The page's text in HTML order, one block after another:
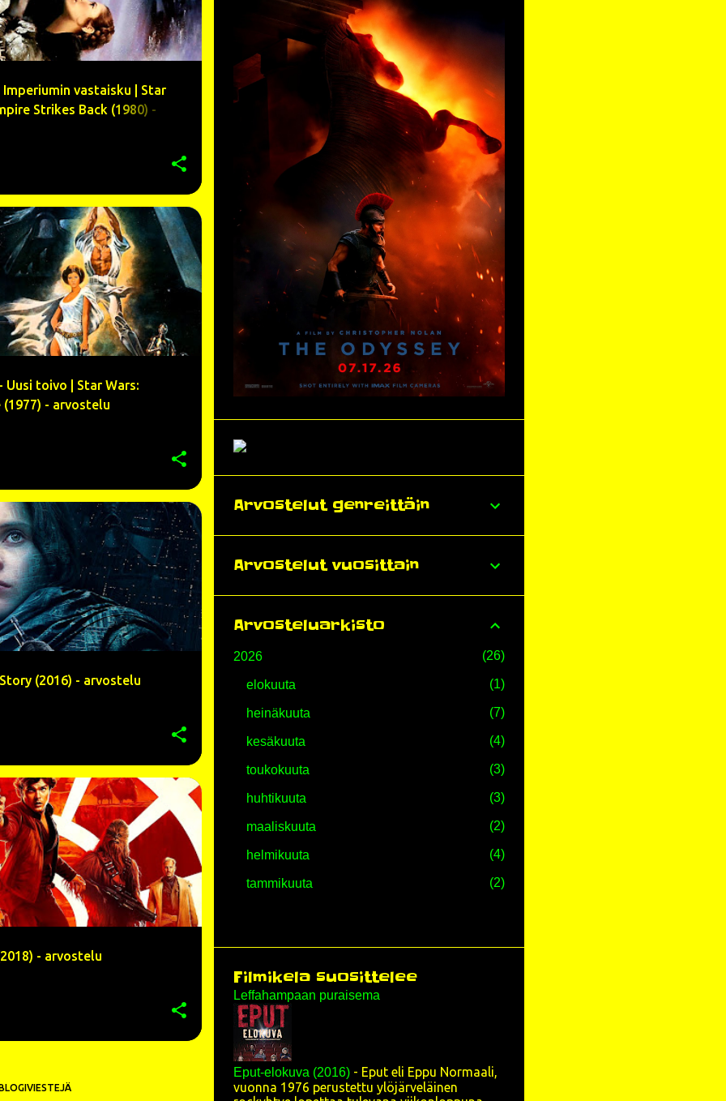
vastaisku | Star
Strikes Back (1980) -
Uusi toivo | Star Wars:
(1977) - arvostelu
ARVOSTELU
(2016) - arvostelu
ALAN TYDUK ARVOSTELU +
- arvostelu
ALDEN EHRENREICH
Arvostelut genreittäin
Arvostelut vuosittain
Arvosteluarkisto
2026 26
elokuuta 1
heinäkuuta 7
kesäkuuta 4
toukokuuta 3
huhtikuuta 3
maaliskuuta 2
helmikuuta 4
tammikuuta 2
marraskuuta
lokakuuta
syyskuuta
elokuuta
heinäkuuta 5
Filmikela suosittelee
Leffahampaan puraisema
Eput-elokuva (2016) - Eput eli Eppu Normaali,
vuonna 1976 perustettu ylöjärveläinen